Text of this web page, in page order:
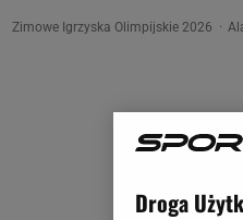
Zimowe Igrzyska Olimpijskie 2026
Droga